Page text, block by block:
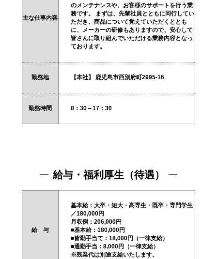
主な仕事内容
のメンテナンスや、お客様のサポートを行う業
務です。 まずは、先輩社員とともに同行してい
ただき、商品について覚えていただくととも
に、メーカーの研修もありますので、安心して
皆さんに取り組んでいただける業務内容となっ
ております。
勤務地 【本社】 鹿児島市西別府町2995-16
勤務時間 8：30～17：30
給与・福利厚生（待遇）
給 与
基本給：大卒・短大・高専生・既卒・専門学生
／180,000円
月収例：206,000円
■基本給：180,000円
■皆勤手当て：18,000円（一律支給）
■通勤手当：8,000円（一律支給）
※残業代は別途支給いたします。